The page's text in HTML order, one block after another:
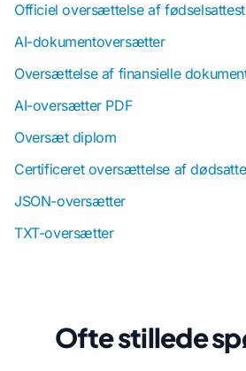
Officiel oversættelse af fødselsattest
AI-dokumentoversætter
Oversættelse af finansielle
AI-oversætter PDF
Oversæt diplom
Certificeret oversættelse af
JSON-oversætter
TXT-oversætter
Ofte stillede